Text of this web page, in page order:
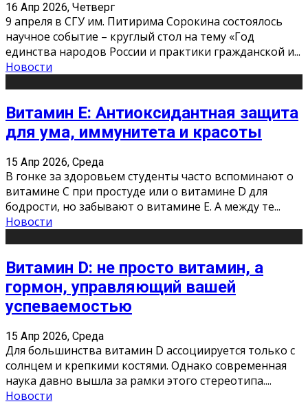
16 Апр 2026, Четверг
9 апреля в СГУ им. Питирима Сорокина состоялось
научное событие – круглый стол на тему «Год
единства народов России и практики гражданской и...
Новости
Витамин Е: Антиоксидантная защита
для ума, иммунитета и красоты
15 Апр 2026, Среда
В гонке за здоровьем студенты часто вспоминают о
витамине С при простуде или о витамине D для
бодрости, но забывают о витамине Е. А между те...
Новости
Витамин D: не просто витамин, а
гормон, управляющий вашей
успеваемостью
15 Апр 2026, Среда
Для большинства витамин D ассоциируется только с
солнцем и крепкими костями. Однако современная
наука давно вышла за рамки этого стереотипа....
Новости